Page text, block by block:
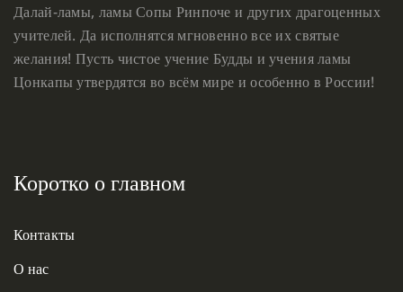
Далай-ламы, ламы Сопы Ринпоче и других драгоценных
учителей. Да исполнятся мгновенно все их святые
желания! Пусть чистое учение Будды и учения ламы
Цонкапы утвердятся во всём мире и особенно в России!
Коротко о главном
Контакты
О нас